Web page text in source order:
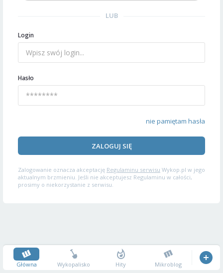
LUB
Login
Hasło
nie pamiętam hasła
ZALOGUJ SIĘ
Zalogowanie oznacza akceptację Regulaminu serwisu Wykop.pl w jego
aktualnym brzmieniu. Jeśli nie akceptujesz Regulaminu w całości,
prosimy o niekorzystanie z serwisu.
Główna Wykopalisko Hity Mikroblog